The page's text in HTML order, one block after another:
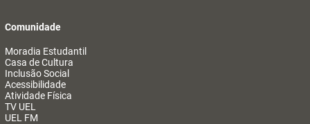
Comunidade
Moradia Estudantil
Casa de Cultura
Inclusão Social
Acessibilidade
Atividade Física
TV UEL
UEL FM